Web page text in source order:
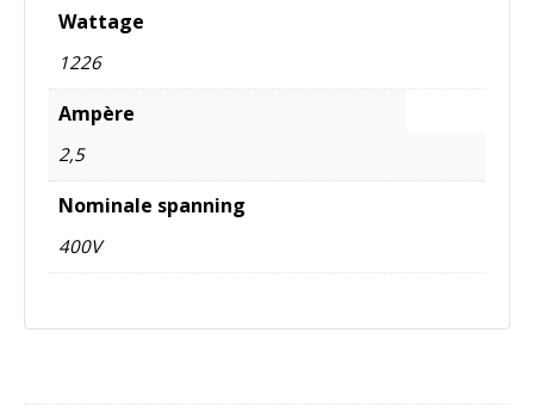
Wattage
1226
Ampère
2,5
Nominale spanning
400V